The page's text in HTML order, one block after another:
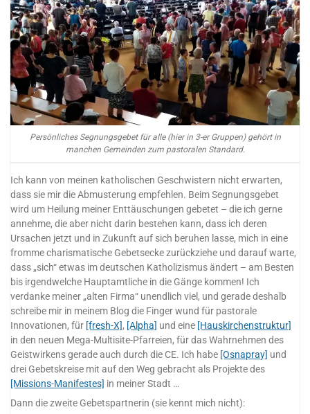
Persönliches Segnungsgebet für alle (hier in 3-er Gruppen) gehört in
manchen Gemeinden zum pastoralen Standard.
Ich kann von meinen katholischen Geschwistern nicht erwarten,
dass sie mir die Abmusterung empfehlen. Beim Segnungsgebet
wird um Heilung meiner Enttäuschungen gebetet – die ich gerne
annehme, die aber nicht darin bestehen kann, dass ich deren
Ursachen jetzt und in Zukunft auf sich beruhen lasse, mich in eine
fromme charismatische Gebetsecke zurückziehe und darauf warte,
dass „sich“ etwas im deutschen Katholizismus ändert – am Besten
bis irgendwelche Hauptamtliche in die Gänge kommen! Ich
verdanke meiner „alten Firma“ unendlich viel, und gerade deshalb
schreibe mir in meinem Blog die Finger wund für pastorale
Innovationen, für [fresh-X], [Alpha] und eine [Hauskirchenstruktur]
in den neuen Mega-Multisite-Pfarreien, für das Wahrnehmen des
Geistwirkens gerade auch durch die CE. Ich habe [Osnapray] und
drei Gebetskreise mit auf den Weg gebracht als Projekte des
[Missions-Manifestes] in meiner Stadt …
Dann die zweite Gebetspartnerin (sie kennt mich nicht):